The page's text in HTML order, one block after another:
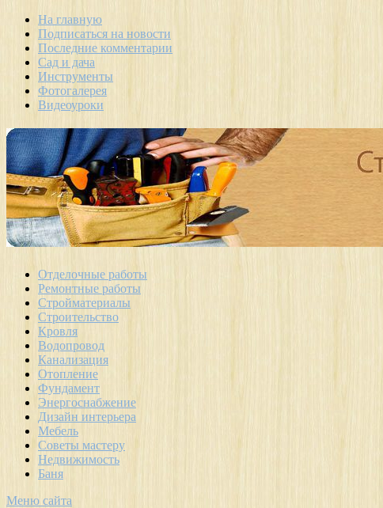
На главную
Подписаться на новости
Последние комментарии
Сад и дача
Инструменты
Фотогалерея
Видеоуроки
Отделочные работы
Ремонтные работы
Стройматериалы
Строительство
Кровля
Водопровод
Канализация
Отопление
Фундамент
Энергоснабжение
Дизайн интерьера
Мебель
Советы мастеру
Недвижимость
Баня
Меню сайта